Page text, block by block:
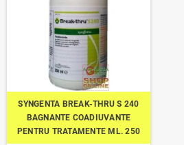
SYNGENTA BREAK-THRU S 240
BAGNANTE COADIUVANTE
PENTRU TRATAMENTE ML. 250